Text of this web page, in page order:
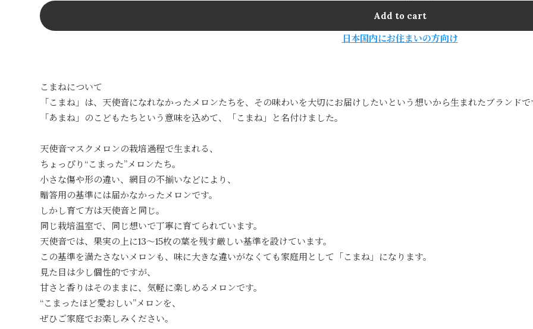
Add to cart
日本国内にお住まいの方向け
こまねについて
「こまね」は、天使音になれなかったメロンたちを、その味わいを大切にお届けしたいという想いから生まれたブランドで
「あまね」のこどもたちという意味を込めて、「こまね」と名付けました。
天使音マスクメロンの栽培過程で生まれる、
ちょっぴり“こまった”メロンたち。
小さな傷や形の違い、網目の不揃いなどにより、
贈答用の基準には届かなかったメロンです。
しかし育て方は天使音と同じ。
同じ栽培温室で、同じ想いで丁寧に育てられています。
天使音では、果実の上に13〜15枚の葉を残す厳しい基準を設けています。
この基準を満たさないメロンも、味に大きな違いがなくても家庭用として「こまね」になります。
見た目は少し個性的ですが、
甘さと香りはそのままに、気軽に楽しめるメロンです。
“こまったほど愛おしい”メロンを、
ぜひご家庭でお楽しみください。